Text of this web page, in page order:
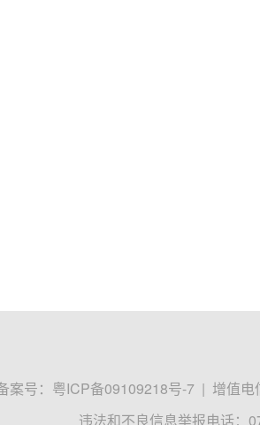
案号： 粤ICP备09109218号-7 | 增值电
违法和不良信息举报电话：